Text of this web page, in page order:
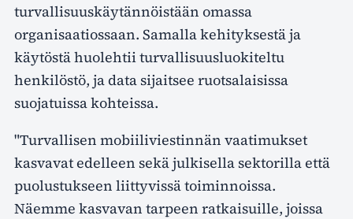
turvallisuuskäytännöistään omassa
organisaatiossaan. Samalla kehityksestä ja
käytöstä huolehtii turvallisuusluokiteltu
henkilöstö, ja data sijaitsee ruotsalaisissa
suojatuissa kohteissa.
"Turvallisen mobiiliviestinnän vaatimukset
kasvavat edelleen sekä julkisella sektorilla että
puolustukseen liittyvissä toiminnoissa.
Näemme kasvavan tarpeen ratkaisuille, joissa